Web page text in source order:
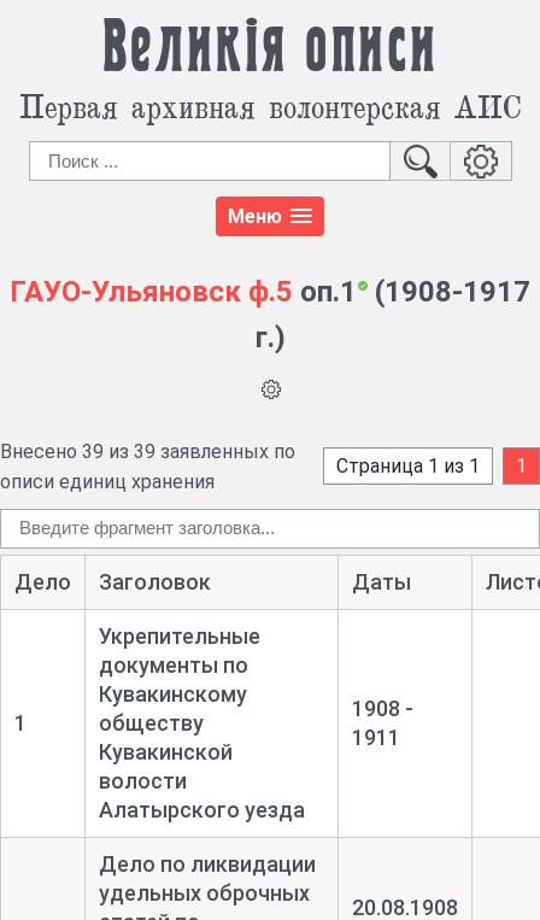
Великія описи
Первая архивная волонтерская АИС
Меню
ГАУО-Ульяновск ф.5 оп.1
(1908-1917
г.)
Внесено 39 из 39 заявленных по
описи единиц хранения
Страница 1 из 1 1
Дело Заголовок Даты
1
Укрепительные
документы по
Кувакинскому
обществу
Кувакинской
волости
Алатырского уезда
1908 -
1911
Дело по ликвидации
удельных оброчных
20.08.1908